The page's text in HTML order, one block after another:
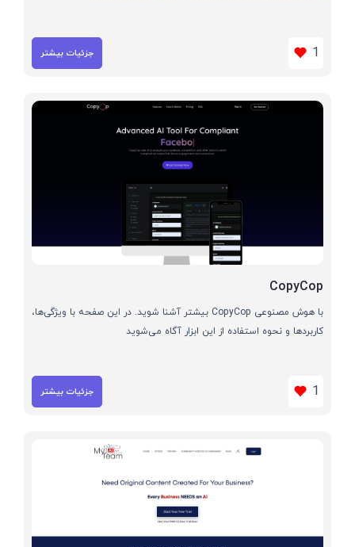
1 جزئیات بیشتر
CopyCop
با هوش مصنوعی CopyCop بیشتر آشنا شوید. در این صفحه با ویژگی‌ها،
کاربردها و نحوه استفاده از این ابزار آگاه می‌شوید
1 جزئیات بیشتر